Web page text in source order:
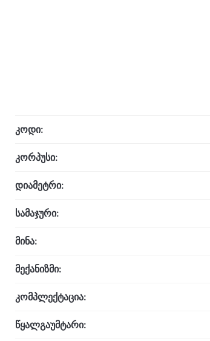
კოდი:
კორპუსი:
დიამეტრი:
სამაჯური:
მინა:
მექანიზმი:
კომპლექტაცია:
წყალგაუმტარი: